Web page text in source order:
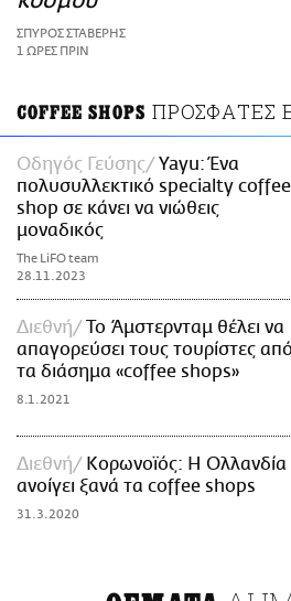
ΑΜΠΑ
PRINT
ΣΠΥΡΟΣ ΣΤΑΒΕΡΗΣ
1 ΩΡΕΣ ΠΡΙΝ
COFFEE SHOPS ΠΡΟΣΦΑΤΕΣ
Οδηγός Γεύσης
Yayu: Ένα
πολυσυλλεκτικό specialty coffee
shop σε κάνει να νιώθεις
μοναδικός
The LiFO team
28.11.2023
Διεθνή
Το Άμστερνταμ θέλει να
απαγορεύσει τους τουρίστες από
τα διάσημα «coffee shops»
8.1.2021
Διεθνή
Κορωνοϊός: Η Ολλανδία
ανοίγει ξανά τα coffee shops
31.3.2020